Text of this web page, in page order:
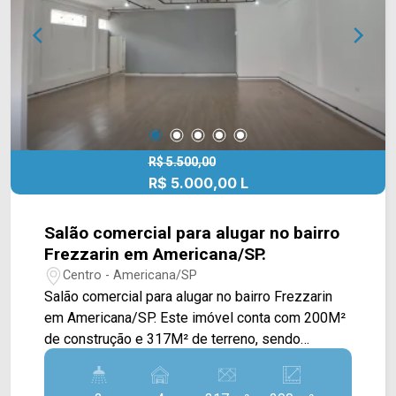
cada mudança!
R$ 5.500,00
R$ 5.000,00 L
Salão comercial para alugar no bairro
Frezzarin em Americana/SP.
Centro - Americana/SP
Salão comercial para alugar no bairro Frezzarin
em Americana/SP. Este imóvel conta com 200M²
de construção e 317M² de terreno, sendo
distribuídos em um amplo salão com cozinha,
banheiros e área de luz aos fundos. > 02